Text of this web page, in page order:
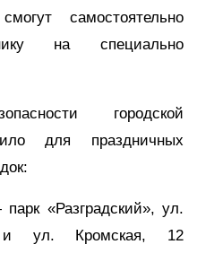
самостоятельно
на специально
городской
для праздничных
«Разградский», ул.
и ул. Кромская, 12